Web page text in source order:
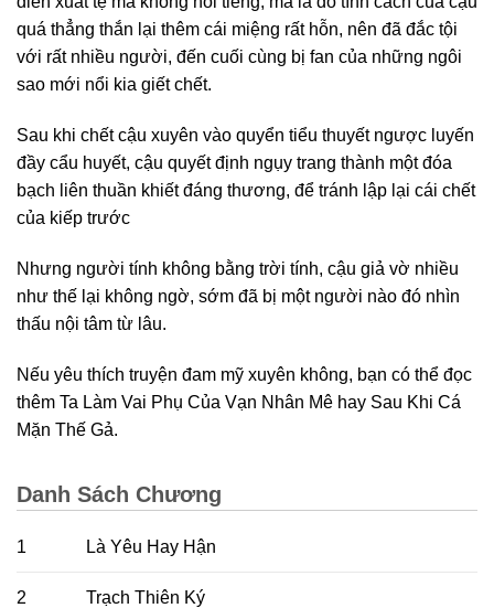
quá thẳng thắn lại thêm cái miệng rất hỗn, nên đã đắc tội
với rất nhiều người, đến cuối cùng bị fan của những ngôi
sao mới nổi kia giết chết.
Sau khi chết cậu xuyên vào quyển tiểu thuyết ngược luyến
đầy cẩu huyết, cậu quyết định ngụy trang thành một đóa
bạch liên thuần khiết đáng thương, để tránh lập lại cái chết
của kiếp trước
Nhưng người tính không bằng trời tính, cậu giả vờ nhiều
như thế lại không ngờ, sớm đã bị một người nào đó nhìn
thấu nội tâm từ lâu.
Nếu yêu thích truyện đam mỹ xuyên không, bạn có thể đọc
thêm Ta Làm Vai Phụ Của Vạn Nhân Mê hay Sau Khi Cá
Mặn Thế Gả.
Danh Sách Chương
1 Là Yêu Hay Hận
2 Trạch Thiên Ký